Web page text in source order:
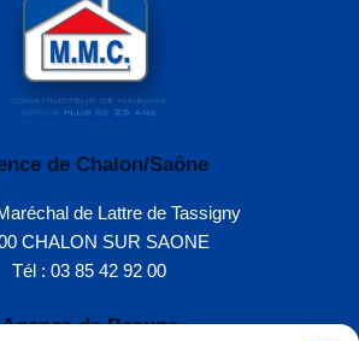
de Chalon/Saône
de Lattre de Tassigny
CHALON SUR SAONE
Tél : 03 85 42 92 00
Agence de Beaune